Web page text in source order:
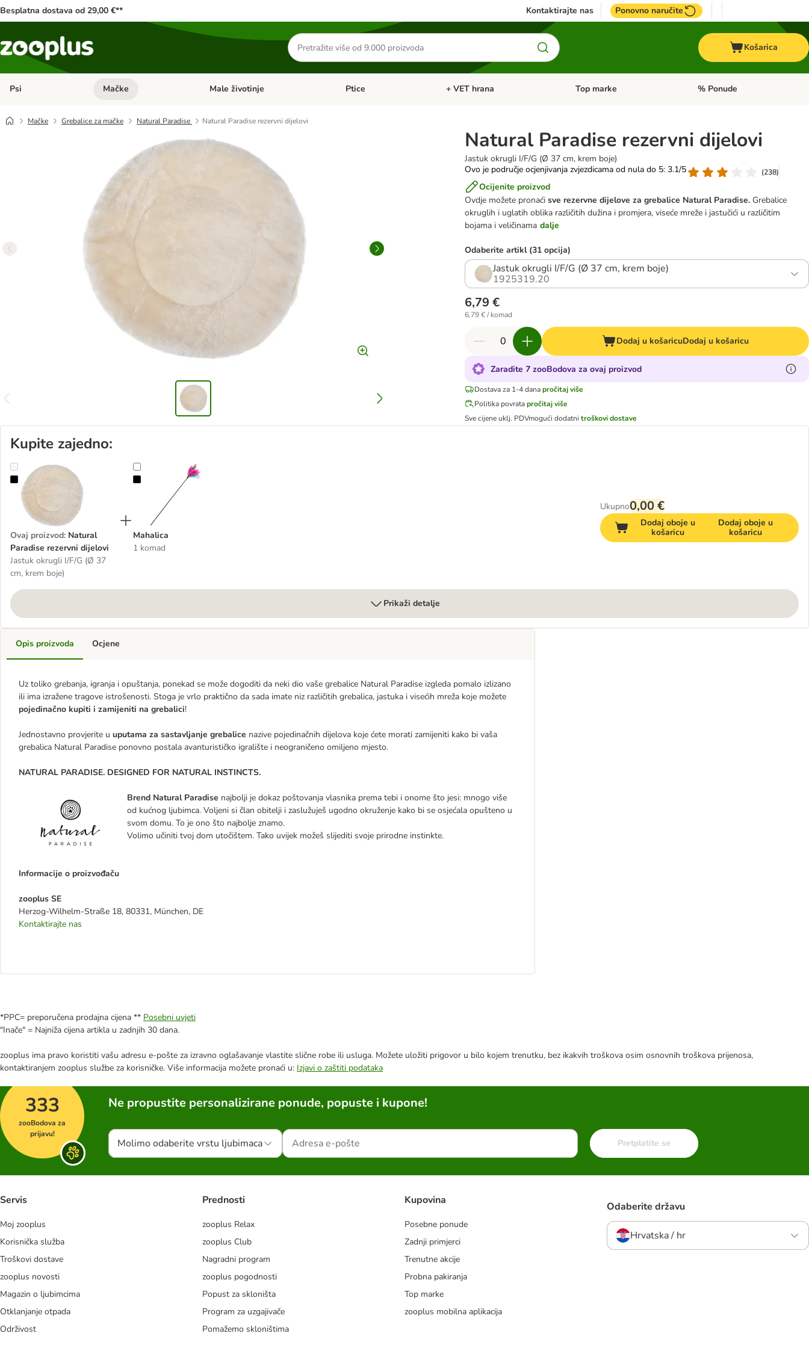
Besplatna dostava od 29,00 €** Kontaktirajte nas Ponovno naručite
Traži
proizvode
Košarica
Psi Pregled kategorija: Psi
Mačke Pregled kategorija: Mačke
Male životinje Pregled kategorija: Male životinje
Ptice Pregled kategorija: Ptice
+ VET hrana Pregled kategorija: + VET hrana
Top marke Pregled kategorija: Top marke
% Ponude
Mačke Grebalice za mačke Natural Paradise Natural Paradise rezervni dijelovi
Natural Paradise rezervni dijelovi
Jastuk okrugli I/F/G (Ø 37 cm, krem boje)
Ovo je područje ocjenjivanja zvjezdicama od nula do 5: 3.1/5
(238)
Ocijenite proizvod
Ovdje možete pronaćisve rezervne dijelove za grebalice Natural Paradise. Grebalice
okruglih i uglatih oblika različitih dužina i promjera, viseće mreže i jastučići u različitim
bojama i veličinama dalje
Odaberite artikl (31 opcija)
Jastuk okrugli I/F/G (Ø 37 cm, krem boje)
1925319.20
6,79 €
6,79 € / komad
Dodaj u košaricuDodaj u košaricu
Zaradite 7 zooBodova za ovaj proizvod
Dostava za 1-4 dana pročitaj više
Politika povrata pročitaj više
Sve cijene uklj. PDVmogući dodatnitroškovi dostave
Kupite zajedno:
Natural Paradise rezervni dijelovi
Ovaj proizvod: Natural
Paradise rezervni dijelovi
Jastuk okrugli I/F/G (Ø 37
cm, krem boje)
Mahalica
Mahalica
1 komad
Ukupno0,00 €
Dodaj oboje u
košaricu
Dodaj oboje u
košaricu
Prikaži detalje
Opis proizvoda
Uz toliko grebanja, igranja i opuštanja, ponekad se može dogoditi da neki dio vaše grebalice Natural Paradise izgleda pomalo izlizano
ili ima izražene tragove istrošenosti. Stoga je vrlo praktično da sada imate niz različitih grebalica, jastuka i visećih mreža koje možete
pojedinačno kupiti i zamijeniti na grebalici!
Jednostavno provjerite u uputama za sastavljanje grebalice nazive pojedinačnih dijelova koje ćete morati zamijeniti kako bi vaša
grebalica Natural Paradise ponovno postala avanturističko igralište i neograničeno omiljeno mjesto.
NATURAL PARADISE. DESIGNED FOR NATURAL INSTINCTS.
Brend Natural Paradise najbolji je dokaz poštovanja vlasnika prema tebi i onome što jesi: mnogo više
od kućnog ljubimca. Voljeni si član obitelji i zaslužuješ ugodno okruženje kako bi se osjećala opušteno u
svom domu. To je ono što najbolje znamo.
Volimo učiniti tvoj dom utočištem. Tako uvijek možeš slijediti svoje prirodne instinkte.
Informacije o proizvođaču
zooplus SE
Herzog-Wilhelm-Straße 18, 80331, München, DE
Kontaktirajte nas
Ocjene
*PPC= preporučena prodajna cijena ** Posebni uvjeti
"Inače" = Najniža cijena artikla u zadnjih 30 dana.
zooplus ima pravo koristiti vašu adresu e-pošte za izravno oglašavanje vlastite slične robe ili usluga. Možete uložiti prigovor u bilo kojem trenutku, bez ikakvih troškova osim osnovnih troškova prijenosa,
kontaktiranjem zooplus službe za korisničke. Više informacija možete pronaći u: Izjavi o zaštiti podataka
333
zooBodova za
prijavu!
Ne propustite personalizirane ponude, popuste i kupone!
Molimo odaberite vrstu ljubimaca Pretplatite se
Servis
Moj zooplus
Korisnička služba
Troškovi dostave
zooplus novosti
Magazin o ljubimcima
Otklanjanje otpada
Održivost
Prednosti
zooplus Relax
zooplus Club
Nagradni program
zooplus pogodnosti
Popust za skloništa
Program za uzgajivače
Pomažemo skloništima
Kupovina
Posebne ponude
Zadnji primjerci
Trenutne akcije
Probna pakiranja
Top marke
zooplus mobilna aplikacija
Odaberite državu
Hrvatska / hr